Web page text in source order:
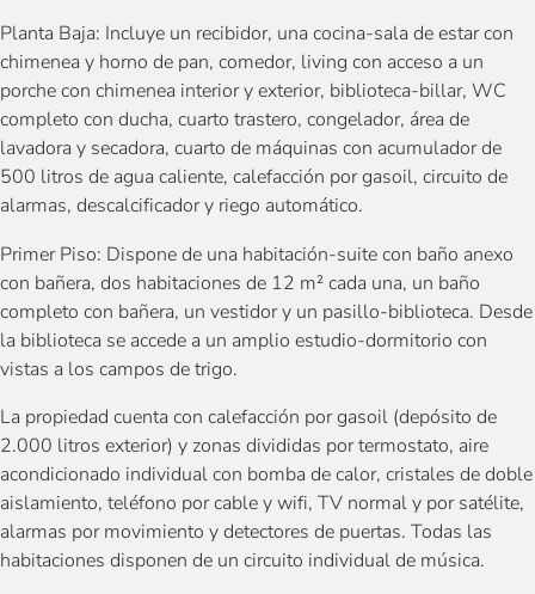
Planta Baja: Incluye un recibidor, una cocina-sala de estar con
chimenea y horno de pan, comedor, living con acceso a un
porche con chimenea interior y exterior, biblioteca-billar, WC
completo con ducha, cuarto trastero, congelador, área de
lavadora y secadora, cuarto de máquinas con acumulador de
500 litros de agua caliente, calefacción por gasoil, circuito de
alarmas, descalcificador y riego automático.
Primer Piso: Dispone de una habitación-suite con baño anexo
con bañera, dos habitaciones de 12 m² cada una, un baño
completo con bañera, un vestidor y un pasillo-biblioteca. Desde
la biblioteca se accede a un amplio estudio-dormitorio con
vistas a los campos de trigo.
La propiedad cuenta con calefacción por gasoil (depósito de
2.000 litros exterior) y zonas divididas por termostato, aire
acondicionado individual con bomba de calor, cristales de doble
aislamiento, teléfono por cable y wifi, TV normal y por satélite,
alarmas por movimiento y detectores de puertas. Todas las
habitaciones disponen de un circuito individual de música.